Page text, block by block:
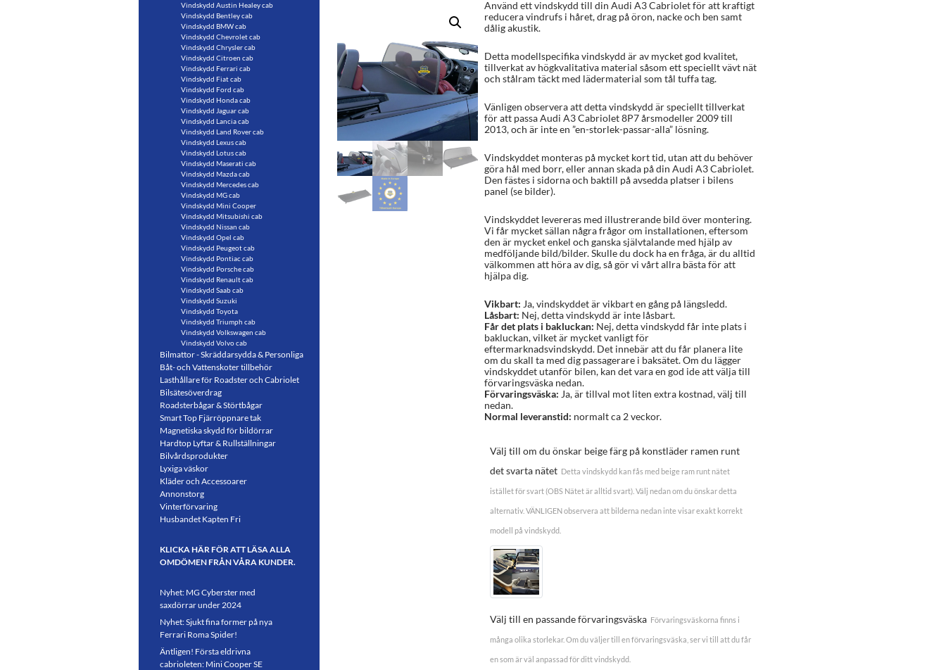
Använd ett vindskydd till din Audi A3 Cabriolet för att kraftigt
reducera vindrufs i håret, drag på öron, nacke och ben samt
dålig akustik.
Detta modellspecifika vindskydd är av mycket god kvalitet,
tillverkat av högkvalitativa material såsom ett speciellt vävt nät
och stålram täckt med lädermaterial som tål tuffa tag.
Vänligen observera att detta vindskydd är speciellt tillverkat
för att passa Audi A3 Cabriolet 8P7 årsmodeller 2009 till
2013, och är inte en ”en-storlek-passar-alla” lösning.
Vindskyddet monteras på mycket kort tid, utan att du behöver
göra hål med borr, eller annan skada på din Audi A3 Cabriolet.
Den fästes i sidorna och baktill på avsedda platser i bilens
panel (se bilder).
Vindskyddet levereras med illustrerande bild över montering.
Vi får mycket sällan några frågor om installationen, eftersom
den är mycket enkel och ganska självtalande med hjälp av
medföljande bild/bilder. Skulle du dock ha en fråga, är du alltid
välkommen att höra av dig, så gör vi vårt allra bästa för att
hjälpa dig.
Vikbart: Ja, vindskyddet är vikbart en gång på längsledd.
Låsbart: Nej, detta vindskydd är inte låsbart.
Får det plats i bakluckan: Nej, detta vindskydd får inte plats i
bakluckan, vilket är mycket vanligt för
eftermarknadsvindskydd. Det innebär att du får planera lite
om du skall ta med dig passagerare i baksätet. Om du lägger
vindskyddet utanför bilen, kan det vara en god ide att välja till
förvaringsväska nedan.
Förvaringsväska: Ja, är tillval mot liten extra kostnad, välj till
nedan.
Normal leveranstid: normalt ca 2 veckor.
Välj till om du önskar beige färg på konstläder ramen runt
det svarta nätet Detta vindskydd kan fås med beige ram runt nätet
istället för svart (OBS Nätet är alltid svart). Välj nedan om du önskar detta
alternativ. VÄNLIGEN observera att bilderna nedan inte visar exakt korrekt
modell på vindskydd.
Välj till en passande förvaringsväska Förvaringsväskorna finns i
många olika storlekar. Om du väljer till en förvaringsväska, ser vi till att du får
en som är väl anpassad för ditt vindskydd.
Vindskydd Austin Healey cab
Vindskydd Bentley cab
Vindskydd BMW cab
Vindskydd Chevrolet cab
Vindskydd Chrysler cab
Vindskydd Citroen cab
Vindskydd Ferrari cab
Vindskydd Fiat cab
Vindskydd Ford cab
Vindskydd Honda cab
Vindskydd Jaguar cab
Vindskydd Lancia cab
Vindskydd Land Rover cab
Vindskydd Lexus cab
Vindskydd Lotus cab
Vindskydd Maserati cab
Vindskydd Mazda cab
Vindskydd Mercedes cab
Vindskydd MG cab
Vindskydd Mini Cooper
Vindskydd Mitsubishi cab
Vindskydd Nissan cab
Vindskydd Opel cab
Vindskydd Peugeot cab
Vindskydd Pontiac cab
Vindskydd Porsche cab
Vindskydd Renault cab
Vindskydd Saab cab
Vindskydd Suzuki
Vindskydd Toyota
Vindskydd Triumph cab
Vindskydd Volkswagen cab
Vindskydd Volvo cab
Bilmattor - Skräddarsydda & Personliga
Båt- och Vattenskoter tillbehör
Lasthållare för Roadster och Cabriolet
Bilsätesöverdrag
Roadsterbågar & Störtbågar
Smart Top Fjärröppnare tak
Magnetiska skydd för bildörrar
Hardtop Lyftar & Rullställningar
Bilvårdsprodukter
Lyxiga väskor
Kläder och Accessoarer
Annonstorg
Vinterförvaring
Husbandet Kapten Fri
KLICKA HÄR FÖR ATT LÄSA ALLA
OMDÖMEN FRÅN VÅRA KUNDER.
Nyhet: MG Cyberster med
saxdörrar under 2024
Nyhet: Sjukt fina former på nya
Ferrari Roma Spider!
Äntligen! Första eldrivna
cabrioleten: Mini Cooper SE